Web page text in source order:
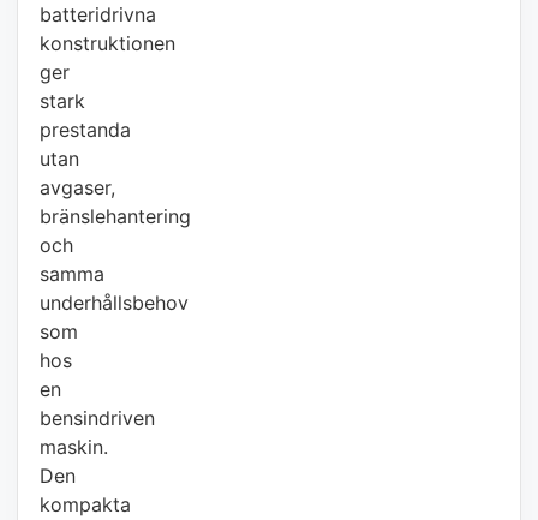
batteridrivna
konstruktionen
ger
stark
prestanda
utan
avgaser,
bränslehantering
och
samma
underhållsbehov
som
hos
en
bensindriven
maskin.
Den
kompakta